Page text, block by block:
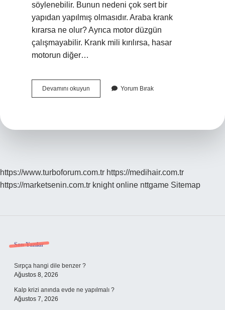
söylenebilir. Bunun nedeni çok sert bir
yapıdan yapılmış olmasıdır. Araba krank
kırarsa ne olur? Ayrıca motor düzgün
çalışmayabilir. Krank mili kırılırsa, hasar
motorun diğer…
Devamını okuyun
Dişlisi
Yorum Bırak
https://www.turboforum.com.tr https://medihair.com.tr
https://marketsenin.com.tr knight online nttgame Sitemap
Sidebar
Son Yazılar
Sırpça hangi dile benzer ?
Ağustos 8, 2026
Kalp krizi anında evde ne yapılmalı ?
Ağustos 7, 2026